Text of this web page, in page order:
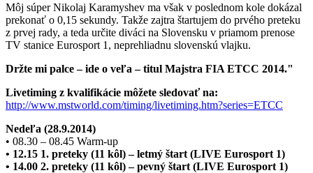
Môj súper Nikolaj Karamyshev ma však v poslednom kole dokázal
prekonať o 0,15 sekundy. Takže zajtra štartujem do prvého preteku
z prvej rady, a teda určite diváci na Slovensku v priamom prenose
TV stanice Eurosport 1, neprehliadnu slovenskú vlajku.
Držte mi palce – ide o veľa – titul Majstra FIA ETCC 2014."
Livetiming z kvalifikácie môžete sledovať na:
http://www.mstworld.com/timing/livetiming.htm?series=ETCC
Nedeľa (28.9.2014)
• 08.30 – 08.45 Warm-up
• 12.15 1. preteky (11 kôl) – letmý štart (LIVE Eurosport 1)
• 14.00 2. preteky (11 kôl) – pevný štart (LIVE Eurosport 1)